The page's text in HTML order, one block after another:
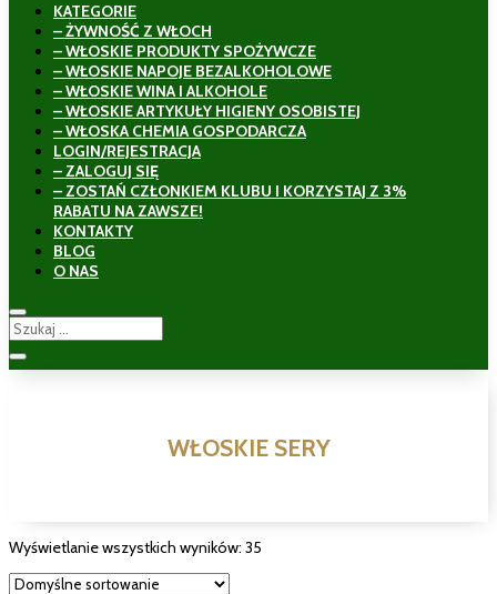
KATEGORIE
– ŻYWNOŚĆ Z WŁOCH
– WŁOSKIE PRODUKTY SPOŻYWCZE
– WŁOSKIE NAPOJE BEZALKOHOLOWE
– WŁOSKIE WINA I ALKOHOLE
– WŁOSKIE ARTYKUŁY HIGIENY OSOBISTEJ
– WŁOSKA CHEMIA GOSPODARCZA
LOGIN/REJESTRACJA
– ZALOGUJ SIĘ
– ZOSTAŃ CZŁONKIEM KLUBU I KORZYSTAJ Z 3%
RABATU NA ZAWSZE!
KONTAKTY
BLOG
O NAS
WŁOSKIE SERY
Wyświetlanie wszystkich wyników: 35